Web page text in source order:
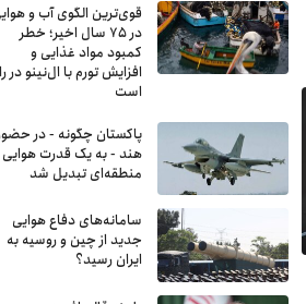
قوی‌ترین الگوی آب و
در ۷۵ سال اخیر؛ خطر
کمبود مواد غذایی و
افزایش تورم با ال‌نینو در
است
پاکستان چگونه - در
هند - به یک قدرت هوایی
منطقه‌ای تبدیل شد
سامانه‌های دفاع هوایی
جدید از چین و روسیه به
ایران رسید؟